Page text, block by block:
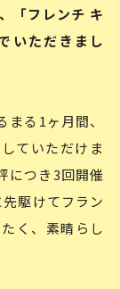
「フレンチ キ
いただきまし
る1ヶ月間、
ていただけま
につき3回開催
駆けてフラン
く、素晴らし